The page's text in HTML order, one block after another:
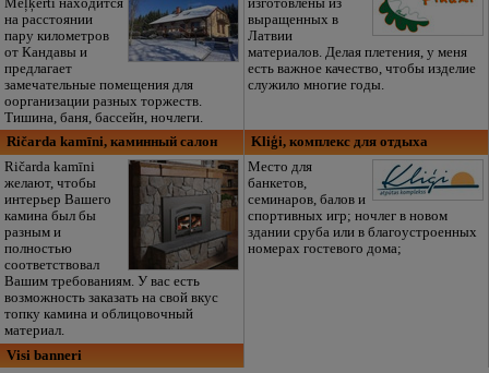
на расстоянии
пару километров
от Кандавы и
предлагает
замечательные помещения для
оорганизации разных торжеств.
Тишина, баня, бассейн, ночлеги.
выращенных в
Латвии
материалов. Делая плетения, у меня
есть важное качество, чтобы изделие
служило многие годы.
Ričarda kamīni, каминный салон
Ričarda kamīni
желают, чтобы
интерьер Вашего
камина был бы
разным и
полностью
соответствовал
Вашим требованиям. У вас есть
возможность заказать на свой вкус
топку камина и облицовочный
материал.
Kliģi, комплекс для отдыха
Место для
банкетов,
семинаров, балов и
спортивных игр; ночлег в новом
здании сруба или в благоустроенных
номерах гостевого дома;
Visi banneri